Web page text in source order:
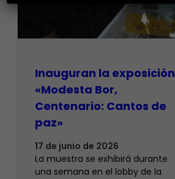
Inauguran la exposición
«Modesta Bor,
Centenario: Cantos de
paz»
17 de junio de 2026
La muestra se exhibirá durante
una semana en el lobby de la